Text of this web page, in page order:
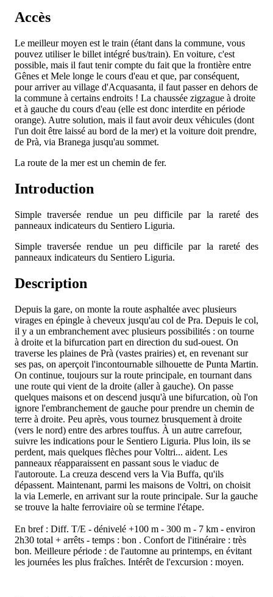
Accès
Le meilleur moyen est le train (étant dans la commune, vous
pouvez utiliser le billet intégré bus/train). En voiture, c'est
possible, mais il faut tenir compte du fait que la frontière entre
Gênes et Mele longe le cours d'eau et que, par conséquent,
pour arriver au village d'Acquasanta, il faut passer en dehors de
la commune à certains endroits ! La chaussée zigzague à droite
et à gauche du cours d'eau (elle est donc interdite en période
orange). Autre solution, mais il faut avoir deux véhicules (dont
l'un doit être laissé au bord de la mer) et la voiture doit prendre,
de Prà, via Branega jusqu'au sommet.
La route de la mer est un chemin de fer.
Introduction
Simple traversée rendue un peu difficile par la rareté des
panneaux indicateurs du Sentiero Liguria.
Simple traversée rendue un peu difficile par la rareté des
panneaux indicateurs du Sentiero Liguria.
Description
Depuis la gare, on monte la route asphaltée avec plusieurs
virages en épingle à cheveux jusqu'au col de Pra. Depuis le col,
il y a un embranchement avec plusieurs possibilités : on tourne
à droite et la bifurcation part en direction du sud-ouest. On
traverse les plaines de Prà (vastes prairies) et, en revenant sur
ses pas, on aperçoit l'incontournable silhouette de Punta Martin.
On continue, toujours sur la route principale, en tournant dans
une route qui vient de la droite (aller à gauche). On passe
quelques maisons et on descend jusqu'à une bifurcation, où l'on
ignore l'embranchement de gauche pour prendre un chemin de
terre à droite. Peu après, vous tournez brusquement à droite
(vers le nord) entre des arbres touffus. À un autre carrefour,
suivre les indications pour le Sentiero Liguria. Plus loin, ils se
perdent, mais quelques flèches pour Voltri... aident. Les
panneaux réapparaissent en passant sous le viaduc de
l'autoroute. La creuza descend vers la Via Buffa, qu'ils
dépassent. Maintenant, parmi les maisons de Voltri, on choisit
la via Lemerle, en arrivant sur la route principale. Sur la gauche
se trouve la halte ferroviaire où se termine l'étape.
En bref : Diff. T/E - dénivelé +100 m - 300 m - 7 km - environ
2h30 total + arrêts - temps : bon . Confort de l'itinéraire : très
bon. Meilleure période : de l'automne au printemps, en évitant
les journées les plus fraîches. Intérêt de l'excursion : moyen.